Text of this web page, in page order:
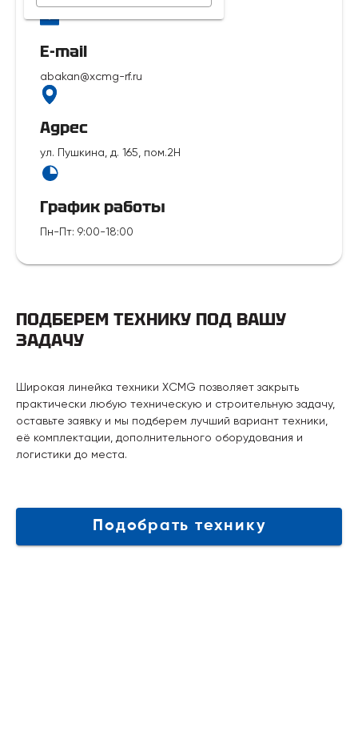
E-mail
abakan@xcmg-rf.ru
Адрес
ул. Пушкина, д. 165, пом.2Н
График работы
Пн-Пт: 9:00-18:00
ПОДБЕРЕМ ТЕХНИКУ ПОД ВАШУ
ЗАДАЧУ
Широкая линейка техники XCMG позволяет закрыть
практически любую техническую и строительную задачу,
оставьте заявку и мы подберем лучший вариант техники,
её комплектации, дополнительного оборудования и
логистики до места.
Подобрать технику